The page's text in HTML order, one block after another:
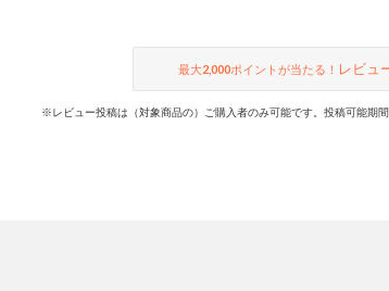
最大2,000ポイントが当たる！ レビュ
※レビュー投稿は（対象商品の）ご購入者のみ可能です。投稿可能期